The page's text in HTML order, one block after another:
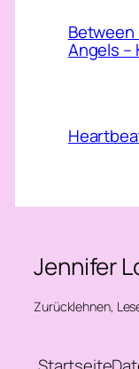
Between
Angels –
Jennifer
Zurücklehnen,